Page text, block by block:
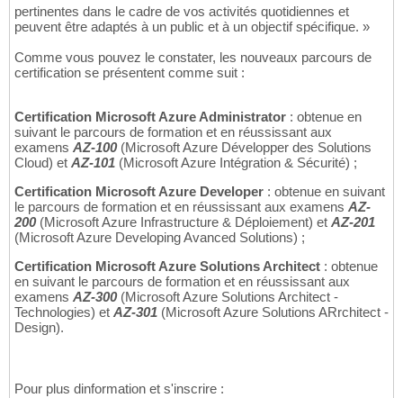
pertinentes dans le cadre de vos activités quotidiennes et
peuvent être adaptés à un public et à un objectif spécifique. »
Comme vous pouvez le constater, les nouveaux parcours de
certification se présentent comme suit :
Certification Microsoft Azure Administrator : obtenue en
suivant le parcours de formation et en réussissant aux
examens AZ-100(Microsoft Azure Développer des Solutions
Cloud) et AZ-101 (Microsoft Azure Intégration & Sécurité) ;
Certification Microsoft Azure Developer : obtenue en suivant
le parcours de formation et en réussissant aux examens AZ-
200(Microsoft Azure Infrastructure & Déploiement) et AZ-201
(Microsoft Azure Developing Avanced Solutions) ;
Certification Microsoft Azure Solutions Architect : obtenue
en suivant le parcours de formation et en réussissant aux
examens AZ-300(Microsoft Azure Solutions Architect -
Technologies) et AZ-301 (Microsoft Azure Solutions ARrchitect -
Design).
Pour plus dinformation et s'inscrire :